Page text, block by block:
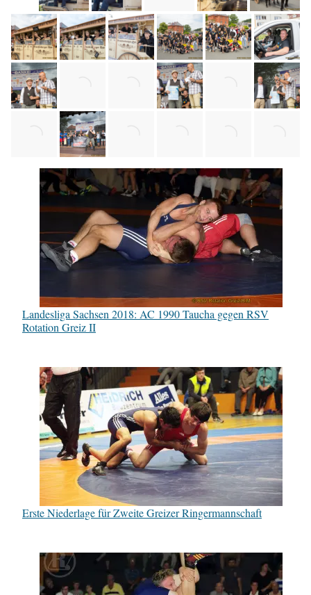
Landesliga Sachsen 2018: AC 1990 Taucha gegen RSV
Rotation Greiz II
Erste Niederlage für Zweite Greizer Ringermannschaft